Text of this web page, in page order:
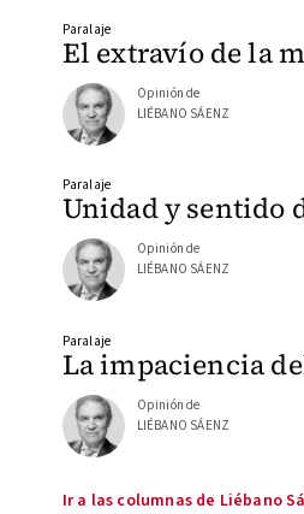
El extravío de la
Paralaje
Opinión de
LIÉBANO SÁENZ
Unidad y sentido
Paralaje
Opinión de
LIÉBANO SÁENZ
La impaciencia
Paralaje
Opinión de
LIÉBANO SÁENZ
Ir a las columnas de Liébano